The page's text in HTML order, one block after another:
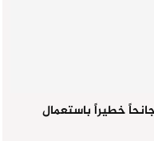
خطيراً باستعمال